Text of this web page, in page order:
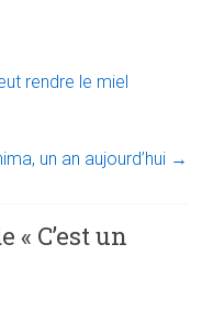
rendre le miel
un an aujourd’hui →
« C’est un